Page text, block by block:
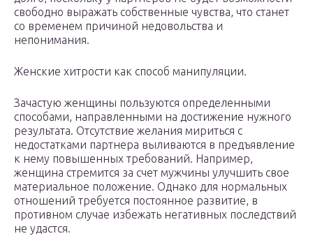
свободно выражать собственные чувства, что станет
со временем причиной недовольства и
непонимания.
Женские хитрости как способ манипуляции.
Зачастую женщины пользуются определенными
способами, направленными на достижение нужного
результата. Отсутствие желания мириться с
недостатками партнера выливаются в предъявление
к нему повышенных требований. Например,
женщина стремится за счет мужчины улучшить свое
материальное положение. Однако для нормальных
отношений требуется постоянное развитие, в
противном случае избежать негативных последствий
не удастся.